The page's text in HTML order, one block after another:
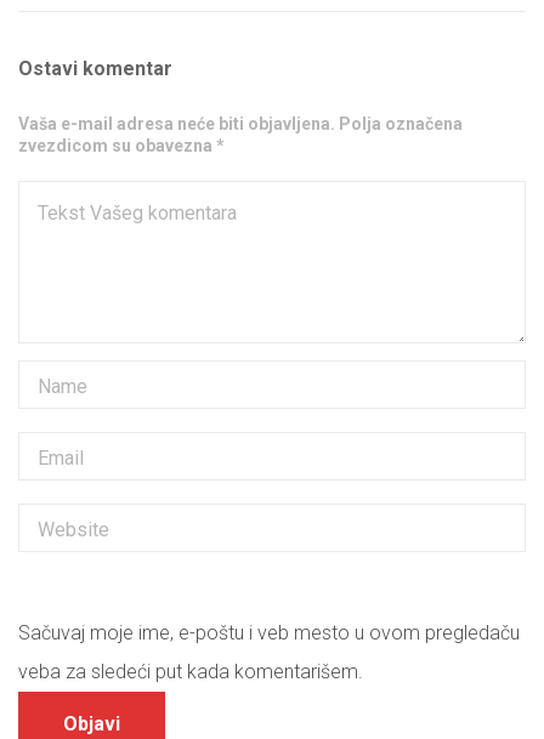
Ostavi komentar
Vaša e-mail adresa neće biti objavljena. Polja označena
zvezdicom su obavezna *
Sačuvaj moje ime, e-poštu i veb mesto u ovom pregledaču
veba za sledeći put kada komentarišem.